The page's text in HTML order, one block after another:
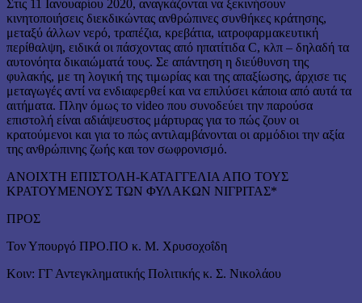
Στις 11 Ιανουαρίου 2020, αναγκάζονται να ξεκινήσουν
κινητοποιήσεις διεκδικώντας ανθρώπινες συνθήκες κράτησης,
μεταξύ άλλων νερό, τραπέζια, κρεβάτια, ιατροφαρμακευτική
περίθαλψη, ειδικά οι πάσχοντας από ηπατίτιδα C, κλπ – δηλαδή τα
αυτονόητα δικαιώματά τους. Σε απάντηση η διεύθυνση της
φυλακής, με τη λογική της τιμωρίας και της απαξίωσης, άρχισε τις
μεταγωγές αντί να ενδιαφερθεί και να επιλύσει κάποια από αυτά τα
αιτήματα. Πλην όμως το video που συνοδεύει την παρούσα
επιστολή είναι αδιάψευστος μάρτυρας για το πώς ζουν οι
κρατούμενοι και για το πώς αντιλαμβάνονται οι αρμόδιοι την αξία
της ανθρώπινης ζωής και τον σωφρονισμό.
ANOIXTH ΕΠΙΣΤΟΛΗ-ΚΑΤΑΓΓΕΛΙΑ ΑΠΟ ΤΟΥΣ
ΚΡΑΤΟΥΜΕΝΟΥΣ ΤΩΝ ΦΥΛΑΚΩΝ ΝΙΓΡΙΤΑΣ*
ΠΡΟΣ
Τον Υπουργό ΠΡΟ.ΠΟ κ. Μ. Χρυσοχοΐδη
Κοιν: ΓΓ Αντεγκληματικής Πολιτικής κ. Σ. Νικολάου